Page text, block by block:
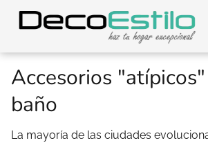
Accesorios
baño
La mayoría de las ciudades